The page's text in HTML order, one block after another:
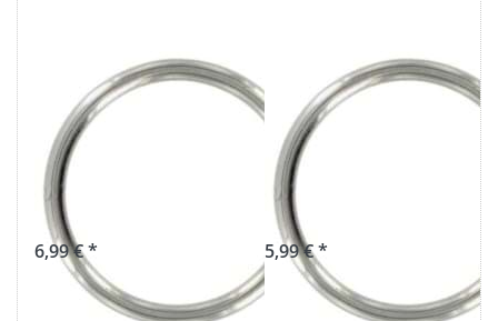
30mm Rundring
(Innenmaß) aus
V4A Edelstahl,
geschweisst - 10
Stück
6,99 € *
25mm Rundring
(Innenmaß) aus
V4A Edelstahl,
geschweisst - 10
Stück
5,99 € *